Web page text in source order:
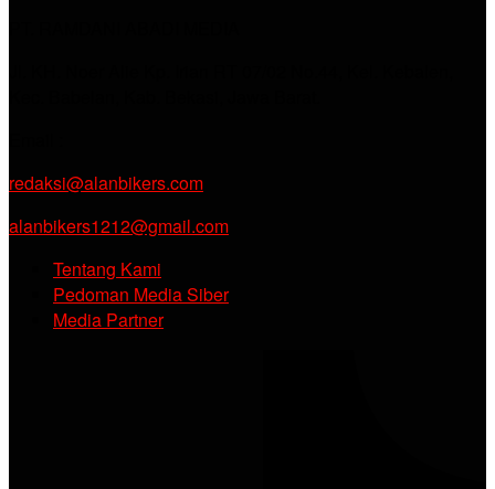
redaksi@alanbikers.com
alanbikers1212@gmail.com
Tentang Kami
Pedoman Media Siber
Media Partner